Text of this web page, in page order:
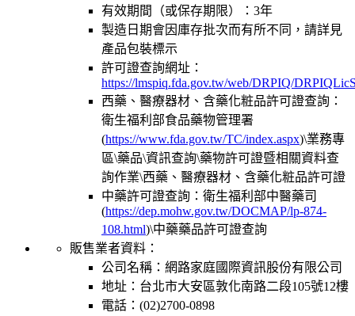
有效期間（或保存期限）： 3年
製造日期會因庫存批次而有所不同，請詳見
產品包裝標示
許可證查詢網址：
https://lmspiq.fda.gov.tw/web/DRPIQ/
西藥、醫療器材、含藥化粧品許可證查詢：
衛生福利部食品藥物管理署
(https://www.fda.gov.tw/TC/index.aspx)\業務專
區\藥品\資訊查詢\藥物許可證暨相關資料查
詢作業\西藥、醫療器材、含藥化粧品許可證
中藥許可證查詢：衛生福利部中醫藥司
(https://dep.mohw.gov.tw/DOCMAP/lp-874-
108.html)\中藥藥品許可證查詢
販售業者資料：
公司名稱：網路家庭國際資訊股份有限公司
地址：台北市大安區敦化南路二段105號12樓
電話：(02)2700-0898